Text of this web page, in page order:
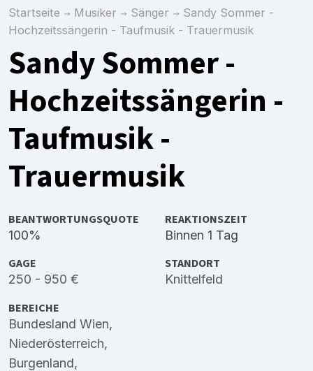
Startseite Musiker Sänger
Sandy Sommer -
Hochzeitssängerin - Taufmusik - Trauermusik
Sandy Sommer -
Hochzeitssängerin -
Taufmusik -
Trauermusik
BEANTWORTUNGSQUOTE
100%
REAKTIONSZEIT
Binnen 1 Tag
GAGE
250 - 950 €
STANDORT
Knittelfeld
BEREICHE
Bundesland Wien,
Niederösterreich,
Burgenland,